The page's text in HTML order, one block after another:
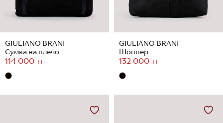
GIULIANO BRANI
Сумка на плечо
114 000 тг
GIULIANO BRANI
Шоппер
132 000 тг